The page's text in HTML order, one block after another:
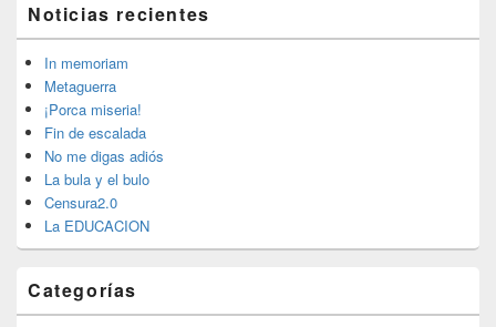
área
de
widget
barra
lateral
primaria
Noticias recientes
In memoriam
Metaguerra
¡Porca miseria!
Fin de escalada
No me digas adiós
La bula y el bulo
Censura2.0
La EDUCACION
Categorías